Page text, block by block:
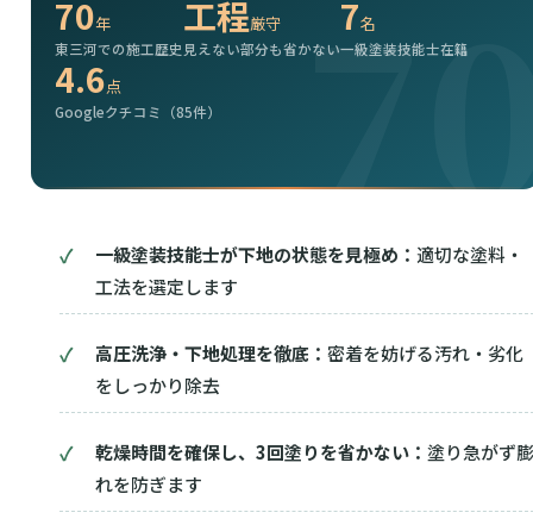
70年
東三河での施工歴史
工程厳守
見えない部分も省かない
7名
一級塗装技能士在籍
4.6点
Googleクチコミ（85件）
一級塗装技能士が下地の状態を見極め： 適切な塗料・
工法を選定します
高圧洗浄・下地処理を徹底： 密着を妨げる汚れ・劣化
をしっかり除去
乾燥時間を確保し、3回塗りを省かない： 塗り急がず膨
れを防ぎます